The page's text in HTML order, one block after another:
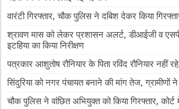
वारंटी गिरफ्तार, चौक पुलिस ने दबिश देकर किया
श्रावण मास को लेकर प्रशासन अलर्ट, डीआईजी व
इटहिया का किया निरीक्षण
पत्रकार आशुतोष रौनियार के पिता रविंद रौनियार नहीं
सिंदुरिया को नगर पंचायत बनाने की मांग तेज, ग्रामीणों ने
चौक पुलिस ने वांछित अभियुक्त को किया गिरफ्तार, कोर्ट